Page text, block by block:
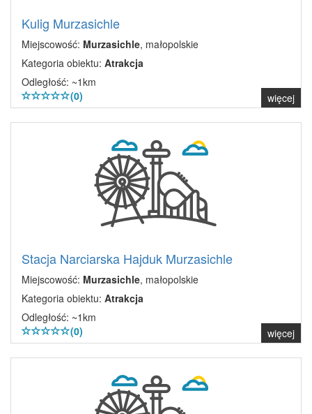
Kulig Murzasichle
Miejscowość: Murzasichle, małopolskie
Kategoria obiektu: Atrakcja
Odległość: ~1km
(0)
więcej
Stacja Narciarska Hajduk Murzasichle
Miejscowość: Murzasichle, małopolskie
Kategoria obiektu: Atrakcja
Odległość: ~1km
(0)
więcej